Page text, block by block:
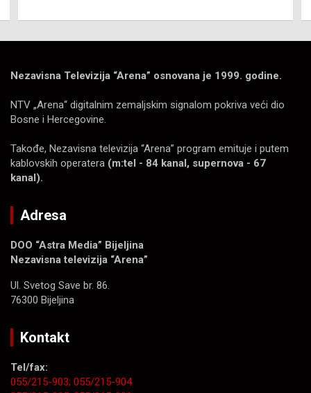
Nezavisna Televizija “Arena” osnovana je 1999. godine.
NTV „Arena“ digitalnim zemaljskim signalom pokriva veći dio
Bosne i Hercegovine.
Takođe, Nezavisna televizija “Arena” program emituje i putem
kablovskih operatera (m:tel - 84 kanal, supernova - 67
kanal).
Adresa
DOO “Astra Media” Bijeljina
Nezavisna televizija “Arena”
Ul. Svetog Save br. 86.
76300 Bijeljina
Kontakt
Tel/fax:
055/215-903; 055/215-904